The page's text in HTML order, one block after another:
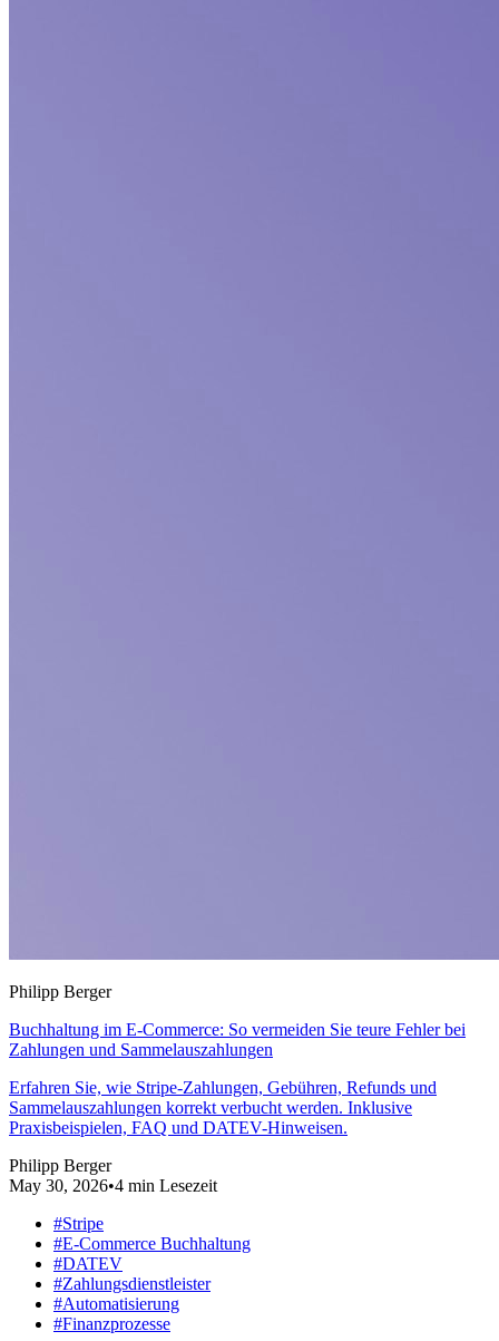
Philipp Berger
Buchhaltung im E-Commerce: So vermeiden Sie teure Fehler bei
Zahlungen und Sammelauszahlungen
Erfahren Sie, wie Stripe-Zahlungen, Gebühren, Refunds und
Sammelauszahlungen korrekt verbucht werden. Inklusive
Praxisbeispielen, FAQ und DATEV-Hinweisen.
Philipp Berger
May 30, 2026•4 min Lesezeit
#Stripe
#E-Commerce Buchhaltung
#DATEV
#Zahlungsdienstleister
#Automatisierung
#Finanzprozesse